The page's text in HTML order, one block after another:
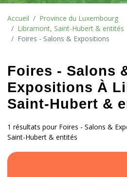
Accueil
Province du Luxembourg
Libramont, Saint-Hubert & entités
Foires - Salons & Expositions
Foires - Salons
Expositions À
Saint-Hubert &
1 résultats pour Foires - Salons &
Saint-Hubert & entités